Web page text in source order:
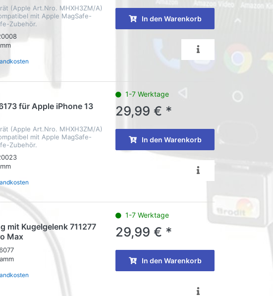
(Apple Art.Nro. MHXH3ZM/A)
mit Apple MagSafe-
Zubehör.
In den Warenkorb
für Apple iPhone 13
(Apple Art.Nro. MHXH3ZM/A)
mit Apple MagSafe-
Zubehör.
1-7 Werktage
29,99 € *
In den Warenkorb
mit Kugelgelenk 711277
Max
1-7 Werktage
29,99 € *
In den Warenkorb